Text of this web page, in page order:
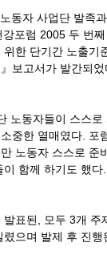
동자 사업단 발족
강포럼 2005 두 번
한 단기간 노출기
보고서가 발간되었
노동자들이 스스로
중한 열매였다. 포
노동자 스스로 준
함께 하기도 했다.
발표된, 모두 3개 주
으며 발제 후 진행